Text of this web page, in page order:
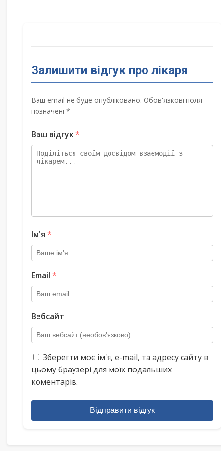
Залишити відгук про лікаря
Ваш email не буде опубліковано. Обов'язкові поля
позначені *
Ваш відгук*
Ім'я *
Email *
Вебсайт
Зберегти моє ім'я, e-mail, та адресу сайту в
цьому браузері для моїх подальших
коментарів.
Відправити відгук